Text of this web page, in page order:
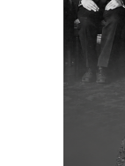
Sivil Toplum
Kamu